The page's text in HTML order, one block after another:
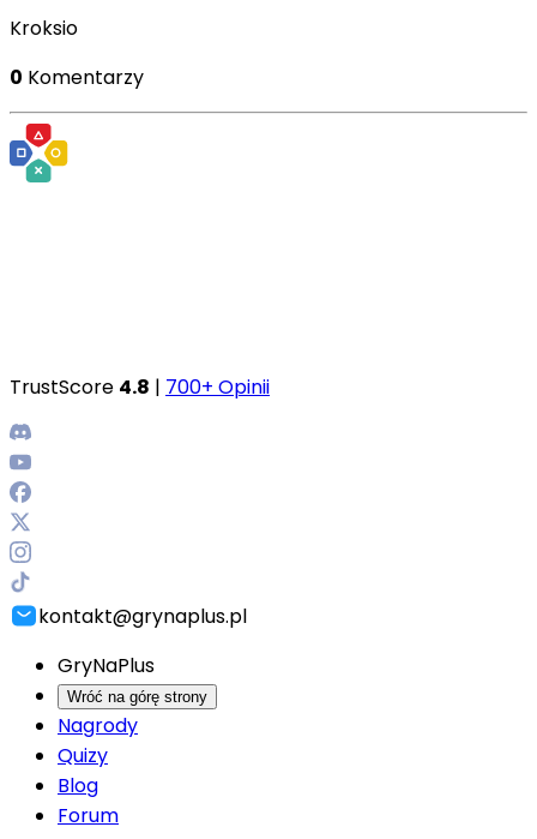
Kroksio
0 Komentarzy
TrustScore 4.8 | 700+ Opinii
kontakt@grynaplus.pl
GryNaPlus
Wróć na górę strony
Nagrody
Quizy
Blog
Forum